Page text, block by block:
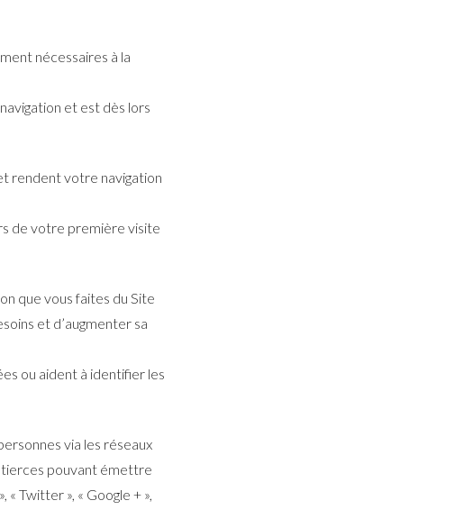
nécessaires à la
et est dès lors
rendent votre navigation
de votre première visite
que vous faites du Site
et d’augmenter sa
ou aident à identifier les
via les réseaux
tierces pouvant émettre
Twitter », « Google + »,